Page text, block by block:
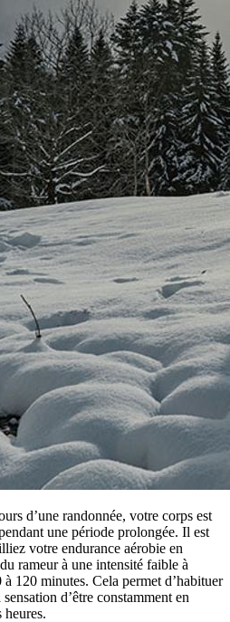
d’une randonnée, votre corps est
une période prolongée. Il est
votre endurance aérobie en
rameur à une intensité faible à
120 minutes. Cela permet d’habituer
d’être constamment en
heures.